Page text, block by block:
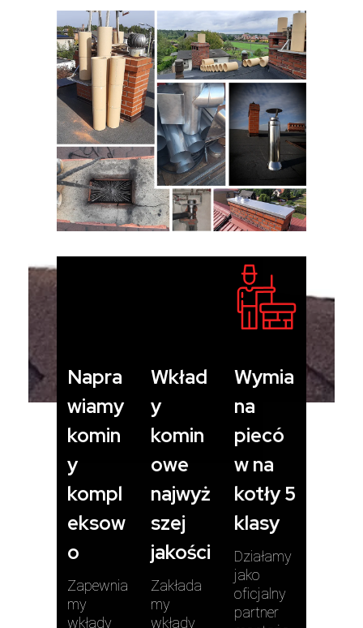
Napra
wiamy
komin
y
kompl
eksow
o
Zapewnia
my
wkłady
Wkład
y
komin
owe
najwyż
szej
jakości
Zakłada
my
wkłady
Wymia
na
piecó
w na
kotły 5
klasy
Działamy
jako
oficjalny
partner